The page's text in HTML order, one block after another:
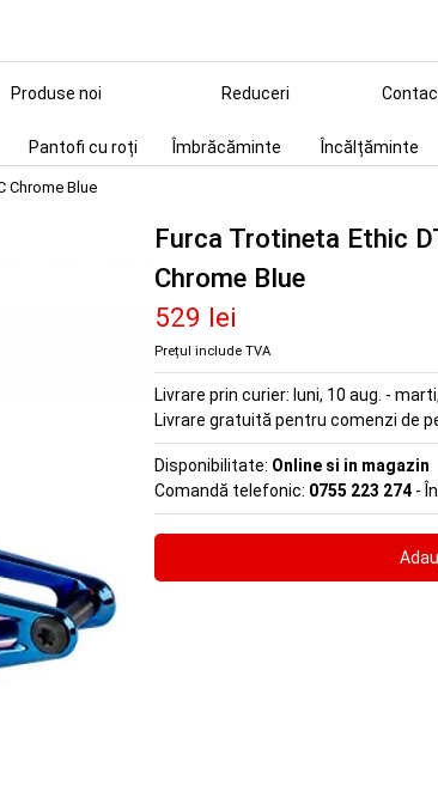
Produse noi Reduceri
Pantofi cu roți Îmbrăcăminte Încălțăminte
Chrome Blue
Furca Trotineta Ethic
Chrome Blue
529 lei
Prețul include TVA
Livrare prin curier: luni, 10 aug. -
Livrare gratuită pentru comenzi de
Disponibilitate: Online si in magazin
Comandă telefonic: 0755 223 274 -